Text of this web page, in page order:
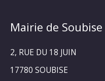
Mairie de Soubise
2, RUE DU 18 JUIN
17780 SOUBISE